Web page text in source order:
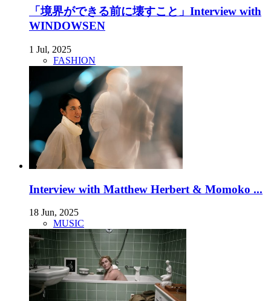
「境界ができる前に壊すこと」Interview with
WINDOWSEN
1 Jul, 2025
FASHION
Interview with Matthew Herbert & Momoko ...
18 Jun, 2025
MUSIC